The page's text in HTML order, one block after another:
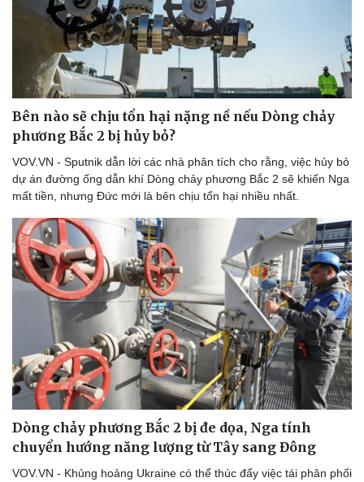
Thể thao
Bóng đá
Lịch thi đấu bóng đá
Thế giới thể thao
eSports
Hậu trường
Ô tô - Xe máy
Ô tô
Xe máy
Tư vấn
Bên nào sẽ chịu tổn hại nặng nề nếu Dòng chảy
phương Bắc 2 bị hủy bỏ?
VOV.VN - Sputnik dẫn lời các nhà phân tích cho rằng, việc hủy bỏ
dự án đường ống dẫn khí Dòng chảy phương Bắc 2 sẽ khiến Nga
mất tiền, nhưng Đức mới là bên chịu tổn hại nhiều nhất.
Dòng chảy phương Bắc 2 bị đe dọa, Nga tính
chuyển hướng năng lượng từ Tây sang Đông
VOV.VN - Khủng hoảng Ukraine có thể thúc đẩy việc tái phân phối